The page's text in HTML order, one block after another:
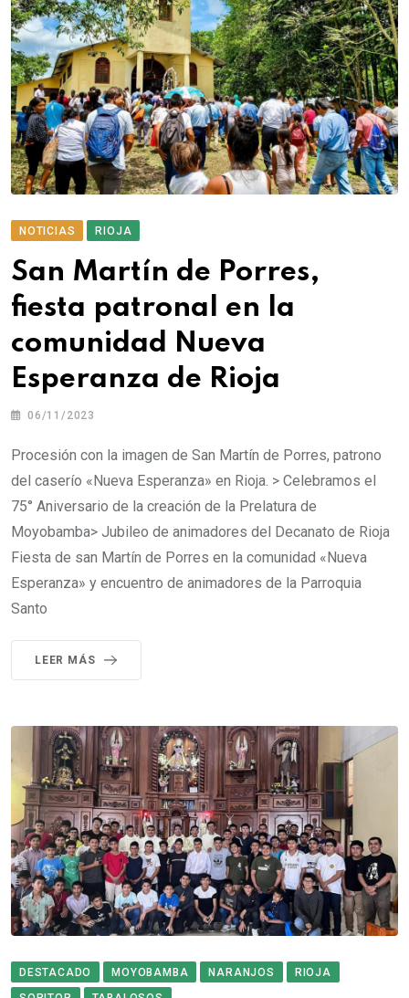
NOTICIAS RIOJA
San Martín de Porres,
fiesta patronal en la
comunidad Nueva
Esperanza de Rioja
06/11/2023
Procesión con la imagen de San Martín de Porres, patrono
del caserío «Nueva Esperanza» en Rioja. > Celebramos el
75° Aniversario de la creación de la Prelatura de
Moyobamba> Jubileo de animadores del Decanato de Rioja
Fiesta de san Martín de Porres en la comunidad «Nueva
Esperanza» y encuentro de animadores de la Parroquia
Santo
LEER MÁS
DESTACADO MOYOBAMBA NARANJOS
RIOJA